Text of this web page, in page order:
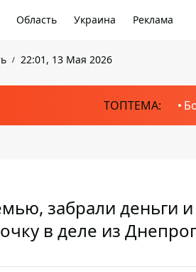
Область Украина Реклама
22:01, 13 Мая 2026
ТОПТЕМА:
забрали деньги
в деле из